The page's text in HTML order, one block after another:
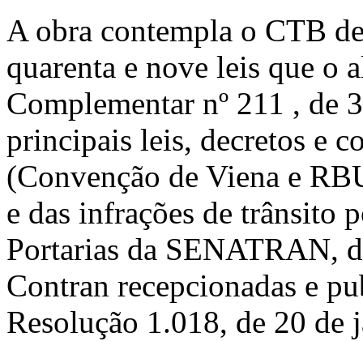
A obra contempla o CTB
quarenta e nove leis que o
Complementar nº 211 , de
principais leis, decretos e
(Convenção de Viena e
e das infrações de trânsito
Portarias da SENATRAN,
Contran recepcionadas e
Resolução 1.018, de 20 de